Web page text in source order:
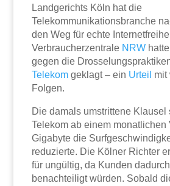
Landgerichts Köln hat die
Telekommunikationsbranche
den Weg für echte
Verbraucherzentrale NRW
gegen die
Telekom geklagt – ein Urteil mit
Folgen.
Die damals umstrittene Klausel
Telekom ab einem monatlichen
Gigabyte die
reduzierte. Die Kölner Richter
für ungültig, da Kunden
benachteiligt würden. Sobald